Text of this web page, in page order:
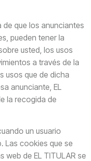
de que los anunciantes
pueden tener la
usted, los usos
a través de la
usos que de dicha
anunciante, EL
la recogida de
un usuario
Las cookies que se
web de EL TITULAR se